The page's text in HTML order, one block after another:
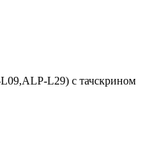
L29) с тачскрином